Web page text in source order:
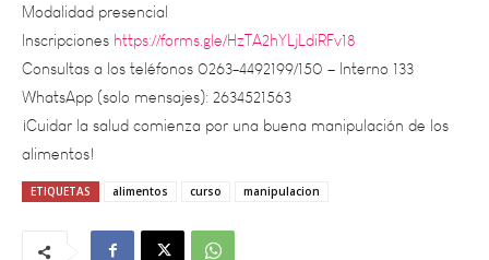
Consultas a los teléfonos 0263-4492199/150 – Interno 133
WhatsApp (solo mensajes): 2634521563
¡Cuidar la salud comienza por una buena manipulación de los
alimentos!
ETIQUETAS alimentos curso manipulacion